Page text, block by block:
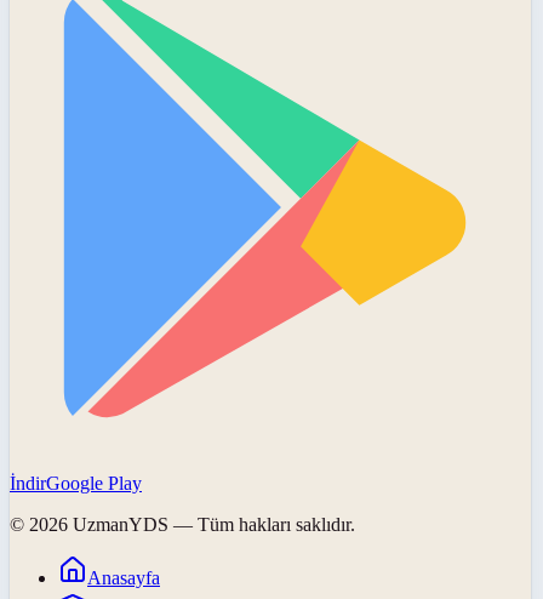
İndirGoogle Play
© 2026 UzmanYDS — Tüm hakları saklıdır.
Anasayfa